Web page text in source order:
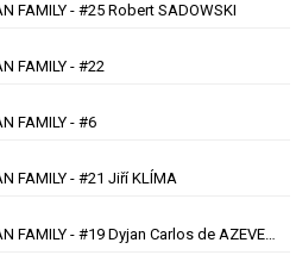
FAMILY - #25 Robert SADOWSKI
FAMILY - #22
FAMILY - #6
FAMILY - #21 Jiří KLÍMA
Dražba hráčských dresů SILESIAN FAMILY - #19 Dyjan Carlos de AZEVEDO